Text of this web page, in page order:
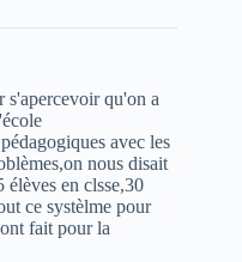
s'apercevoir qu'on a
avec les
nous disait
élèves en clsse,30
ce systèlme pour
fait pour la